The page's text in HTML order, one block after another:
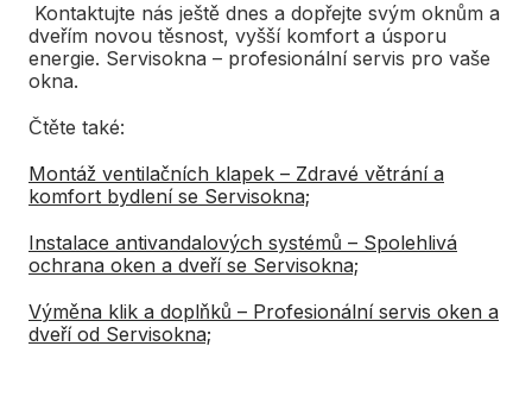
Kontaktujte nás ještě dnes a dopřejte svým oknům a
dveřím novou těsnost, vyšší komfort a úsporu
energie. Servisokna – profesionální servis pro vaše
okna.
Čtěte také:
Montáž ventilačních klapek – Zdravé větrání a
komfort bydlení se Servisokna;
Instalace antivandalových systémů – Spolehlivá
ochrana oken a dveří se Servisokna;
Výměna klik a doplňků – Profesionální servis oken a
dveří od Servisokna;